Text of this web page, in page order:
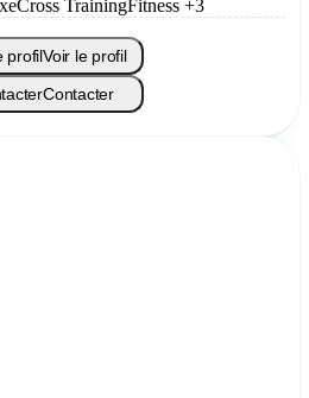
Cross TrainingFitness +3
profilVoir le profil
Contacter